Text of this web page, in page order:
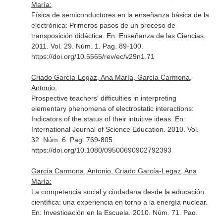
María:
Física de semiconductores en la enseñanza básica de la
electrónica: Primeros pasos de un proceso de
transposición didáctica. En: Enseñanza de las Ciencias.
2011. Vol. 29. Núm. 1. Pag. 89-100.
https://doi.org/10.5565/rev/ec/v29n1.71
Criado García-Legaz, Ana María, García Carmona,
Antonio:
Prospective teachers' difficulties in interpreting
elementary phenomena of electrostatic interactions:
Indicators of the status of their intuitive ideas. En:
International Journal of Science Education . 2010. Vol.
32. Núm. 6. Pag. 769-805.
https://doi.org/10.1080/09500690902792393
García Carmona, Antonio, Criado García-Legaz, Ana
María:
La competencia social y ciudadana desde la educación
científica: una experiencia en torno a la energía nuclear.
En: Investigación en la Escuela . 2010. Núm. 71. Pag.